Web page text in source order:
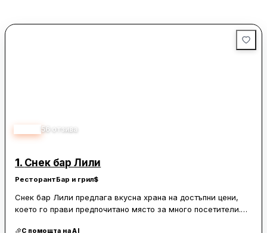
56 отзива
1. Снек бар Лили
РесторантБар и грил$
Снек бар Лили предлага вкусна храна на достъпни цени,
което го прави предпочитано място за много посетители.
С помощта на AI